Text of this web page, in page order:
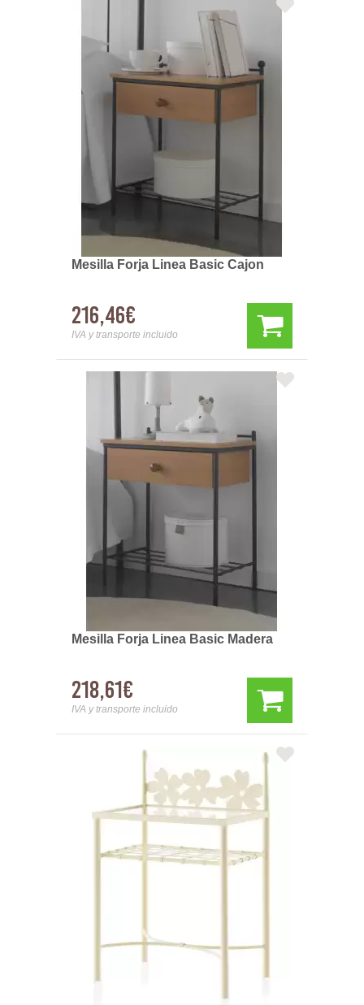
Mesilla Forja Linea Basic Cajon
216,46€
IVA y transporte incluido
Mesilla Forja Linea Basic Madera
218,61€
IVA y transporte incluido